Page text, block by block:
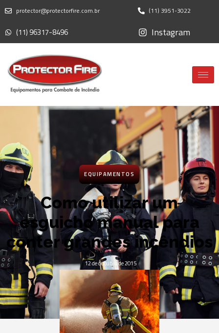
protector@protectorfire.com.br (11) 3951-3022
(11) 96317-8496 Instagram
EQUIPAMENTOS
Como utilizar um
esguicho manual para
conter grandes incêndios
12 de outubro de 2015